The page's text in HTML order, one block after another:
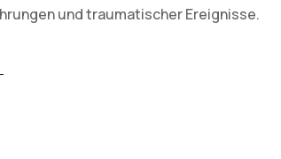
und traumatischer Ereignisse.